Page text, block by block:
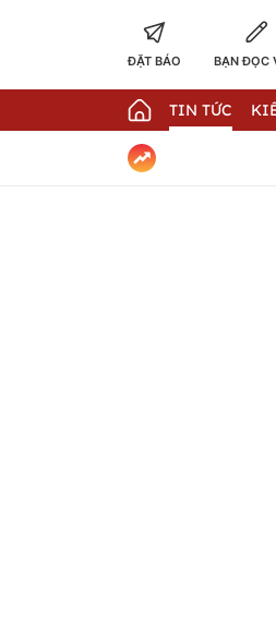
ĐẶT BÁO BẠN ĐỌC
TIN TỨC